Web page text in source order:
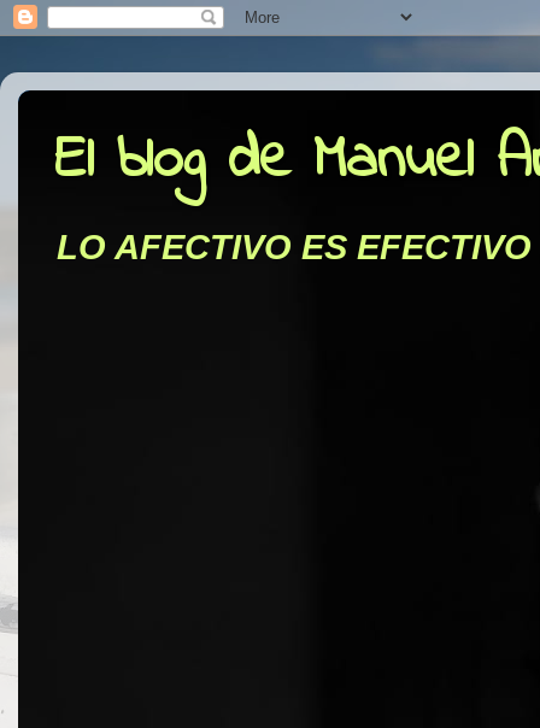
El blog de Manuel
LO AFECTIVO ES EFECTIVO